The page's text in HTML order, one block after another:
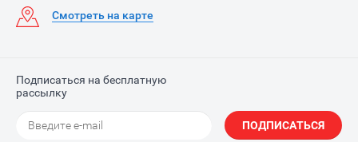
Смотреть на карте
Подписаться на бесплатную
рассылку
ПОДПИСАТЬСЯ